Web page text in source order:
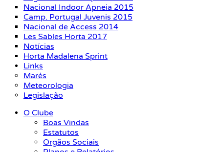
Nacional Indoor Apneia 2015
Camp. Portugal Juvenis 2015
Nacional de Access 2014
Les Sables Horta 2017
Notícias
Horta Madalena Sprint
Links
Marés
Meteorologia
Legislação
O Clube
Boas Vindas
Estatutos
Orgãos Sociais